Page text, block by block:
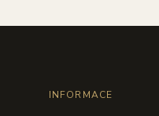
INFORMACE